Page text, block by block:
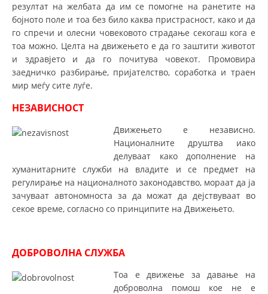
СТРУКТУРА И ОРГАНИЗАЦИОНА ПОСТАВЕНОСТ
ДИСЕМИНАЦИЈА
ПРОМОЦИЈА НА ХУМАНИ ВРЕДНОСТИ
КАКО ДА ДОНИРАТЕ
ПОДГОТВЕНОСТ И ДЕЈСТВО ПРИ КАТАСТРОФИ
СПАСИТЕЛНА СТАНИЦА ВОДНО
ОДНОСИ СО ЈАВНОСТ
ИСТРАЖУВАЊЕ НА ЈАВНО МИСЛЕЊЕ
резултат на желбата да им се помогне на ранетите на
бојното поле и тоа без било каква пристрасност, како и да
го спречи и олесни човековото страдање секогаш кога е
тоа можно. Целта на движењето е да го заштити животот
и здравјето и да го почитува човекот. Промовира
заедничко разбирање, пријателство, соработка и траен
мир меѓу сите луѓе.
НЕЗАВИСНОСТ
Движењето е независно.
Националните друштва иако
делуваат како дополнение на
хуманитарните служби на владите и се предмет на
регулирање на националното законодавство, мораат да ја
зачуваат автономноста за да можат да дејствуваат во
секое време, согласно со принципите на Движењето.
ДОБРОВОЛНА СЛУЖБА
Тоа е движење за давање на
доброволна помош кое не е